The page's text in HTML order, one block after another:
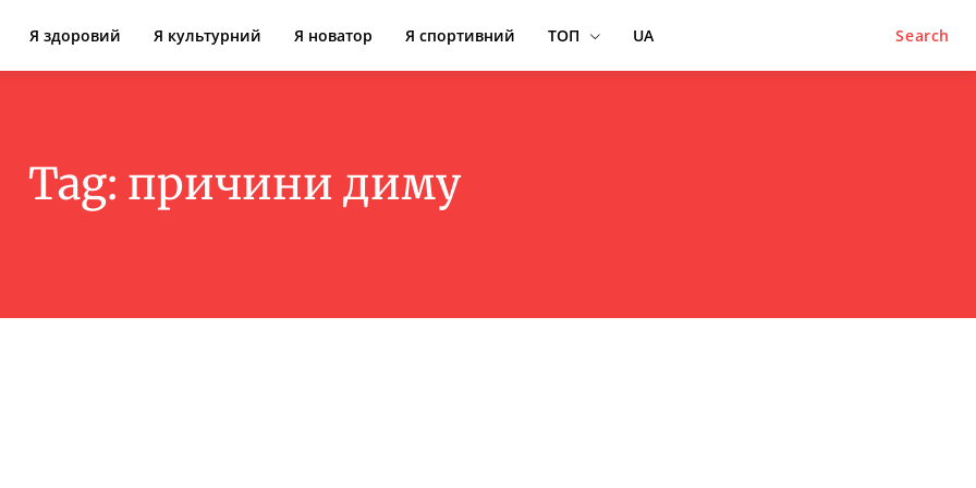
Я здоровий Я культурний Я новатор Я спортивний ТОП UA Search
Tag: причини диму